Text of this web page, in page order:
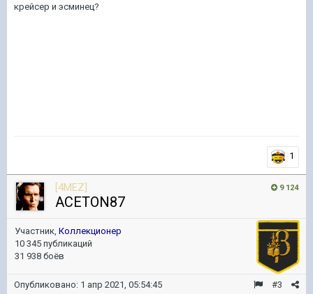
крейсер и эсминец?
1
9 124
[4MEZ]
ACETON87
Участник, Коллекционер
10 345 публикаций
31 938 боёв
#3
Опубликовано: 1 апр 2021, 05:54:45